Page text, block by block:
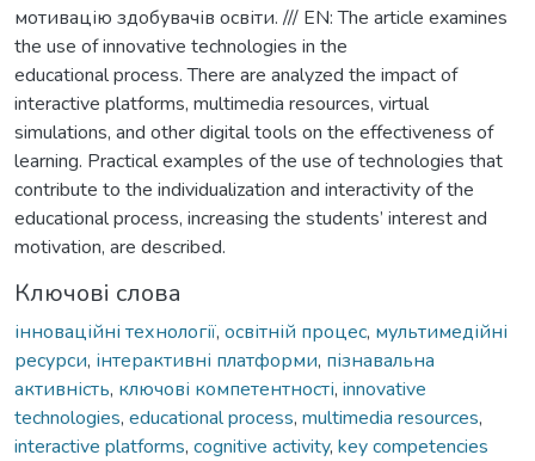
мотивацію здобувачів освіти. /// EN: The article examines
the use of innovative technologies in the
educational process. There are analyzed the impact of
interactive platforms, multimedia resources, virtual
simulations, and other digital tools on the effectiveness of
learning. Practical examples of the use of technologies that
contribute to the individualization and interactivity of the
educational process, increasing the students’ interest and
motivation, are described.
Ключові слова
інноваційні технології, освітній процес, мультимедійні
ресурси, інтерактивні платформи, пізнавальна
активність, ключові компетентності, innovative
technologies, educational process, multimedia resources,
interactive platforms, cognitive activity, key competencies